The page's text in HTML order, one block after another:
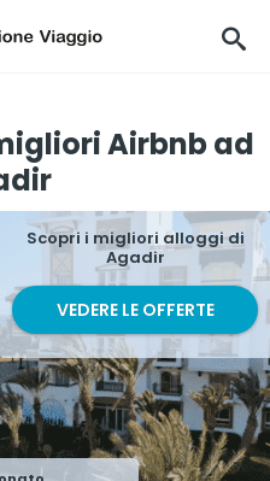
Airbnb ad
Scopri i migliori alloggi di
Agadir
VEDERE LE OFFERTE